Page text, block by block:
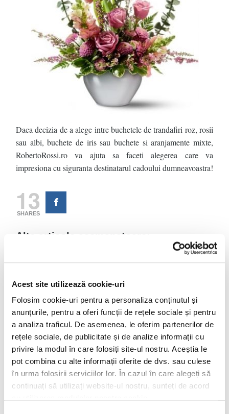
Acest site utilizează cookie-uri
Folosim cookie-uri pentru a personaliza conținutul și
anunțurile, pentru a oferi funcții de rețele sociale și pentru
a analiza traficul. De asemenea, le oferim partenerilor de
rețele sociale, de publicitate și de analize informații cu
privire la modul în care folosiți site-ul nostru. Aceștia le
pot combina cu alte informații oferite de dvs. sau culese
în urma folosirii serviciilor lor. În cazul în care alegeți să
continuați să utilizați website-ul nostru, sunteți de acord
Daca decizia de a alege intre buchetele de trandafiri roz, rosii
sau albi, buchete de iris sau buchete si aranjamente mixte,
RobertoRossi.ro va ajuta sa faceti alegerea care va
impresiona cu siguranta destinatarul cadoului dumneavoastra!
13
SHARES
Alte articole asemanatoare:
Flori artificiale,
buchete si
aranjamente pentru
evenimente
speciale
Flori artificiale,
buchete si
aranjamente pentru
evenimente
speciale